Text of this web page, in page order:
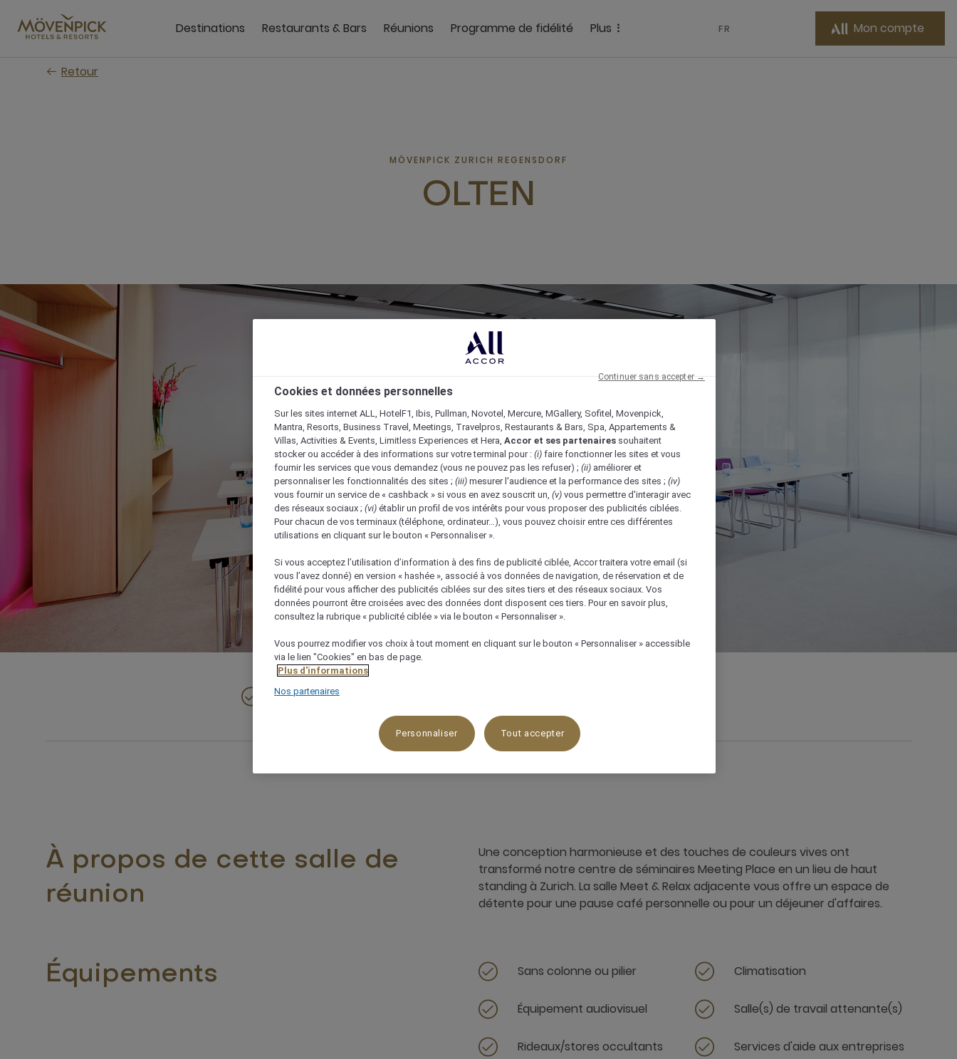
contenu
Destinations Restaurants & Bars Réunions Programme de fidélité Plus FR Mon compte
Retour
MÖVENPICK ZURICH REGENSDORF
OLTEN
61 m²
À propos de cette salle de
réunion
Une conception harmonieuse et des touches de couleurs vives ont
transformé notre centre de séminaires Meeting Place en un lieu de haut
standing à Zurich. La salle Meet & Relax adjacente vous offre un espace de
détente pour une pause café personnelle ou pour un déjeuner d'affaires.
Équipements Sans colonne ou pilier Climatisation
Équipement audiovisuel Salle(s) de travail attenante(s)
Rideaux/stores occultants Services d'aide aux entreprises
Cookies et données personnelles
Sur les sites internet ALL, HotelF1, Ibis, Pullman, Novotel, Mercure, MGallery, Sofitel, Movenpick,
Mantra, Resorts, Business Travel, Meetings, Travelpros, Restaurants & Bars, Spa, Appartements &
Villas, Activities & Events, Limitless Experiences et Hera, Accor et ses partenaires souhaitent
stocker ou accéder à des informations sur votre terminal pour : (i) faire fonctionner les sites et vous
fournir les services que vous demandez (vous ne pouvez pas les refuser) ; (ii) améliorer et
personnaliser les fonctionnalités des sites ; (iii) mesurer l'audience et la performance des sites ; (iv)
vous fournir un service de « cashback » si vous en avez souscrit un, (v) vous permettre d'interagir avec
des réseaux sociaux ; (vi) établir un profil de vos intérêts pour vous proposer des publicités ciblées.
Pour chacun de vos terminaux (téléphone, ordinateur…), vous pouvez choisir entre ces différentes
utilisations en cliquant sur le bouton « Personnaliser ».
Si vous acceptez l’utilisation d’information à des fins de publicité ciblée, Accor traitera votre email (si
vous l’avez donné) en version « hashée », associé à vos données de navigation, de réservation et de
fidélité pour vous afficher des publicités ciblées sur des sites tiers et des réseaux sociaux. Vos
données pourront être croisées avec des données dont disposent ces tiers. Pour en savoir plus,
consultez la rubrique « publicité ciblée » via le bouton « Personnaliser ».
Vous pourrez modifier vos choix à tout moment en cliquant sur le bouton « Personnaliser » accessible
via le lien "Cookies" en bas de page.
Plus d'informations
Nos partenaires
Personnaliser Tout accepter
Continuer sans accepter →